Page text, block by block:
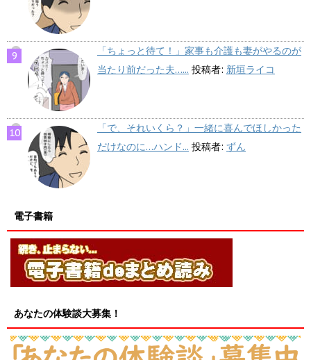
「ちょっと待て！」家事も介護も妻がやるのが
当たり前だった夫…... 投稿者: 新垣ライコ
「で、それいくら？」一緒に喜んでほしかった
だけなのに…ハンド... 投稿者: ずん
電子書籍
あなたの体験談大募集！